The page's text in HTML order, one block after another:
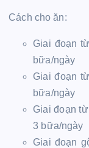
Cách cho ăn:
Giai đoạn
bữa/ngày
Giai đoạn
bữa/ngày
Giai đoạn
3 bữa/ngày
Giai đoạn